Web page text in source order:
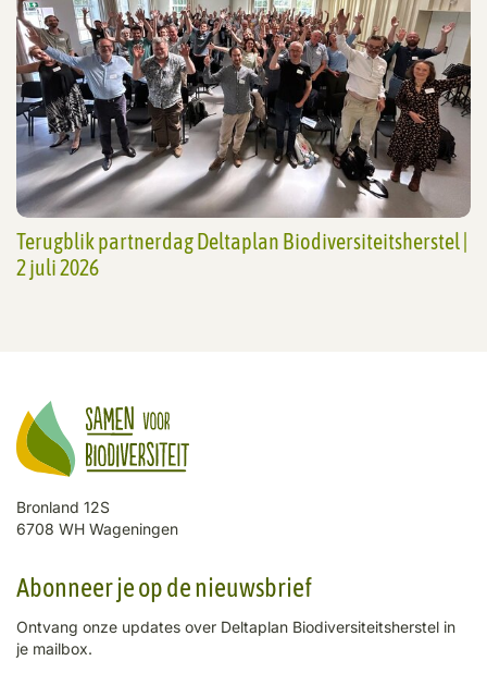
Terugblik partnerdag Deltaplan Biodiversiteitsherstel |
2 juli 2026
Bronland 12S
6708 WH Wageningen
Abonneer je op de nieuwsbrief
Ontvang onze updates over Deltaplan Biodiversiteitsherstel in
je mailbox.